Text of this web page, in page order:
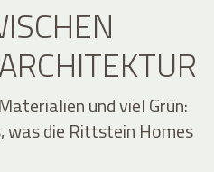
und viel Grün:
was die Rittstein Homes